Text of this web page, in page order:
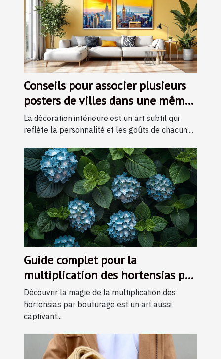
Conseils pour associer plusieurs
posters de villes dans une même
pièce
La décoration intérieure est un art subtil qui
reflète la personnalité et les goûts de chacun....
Guide complet pour la
multiplication des hortensias par
bouturage
Découvrir la magie de la multiplication des
hortensias par bouturage est un art aussi
captivant...